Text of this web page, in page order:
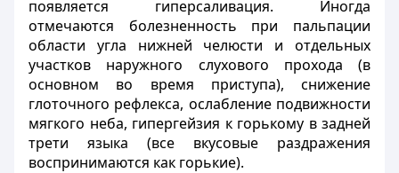
появляется гиперсаливация. Иногда
отмечаются болезненность при пальпации
области угла нижней челюсти и отдельных
участков наружного слухового прохода (в
основном во время приступа), снижение
глоточного рефлекса, ослабление подвижности
мягкого неба, гипергейзия к горькому в задней
трети языка (все вкусовые раздражения
воспринимаются как горькие).